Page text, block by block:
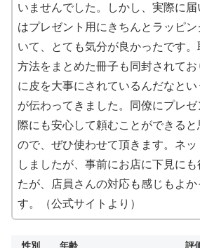
いませんでした。しかし、実際に
はプレゼント用にきちんとラッピン
いて、とても気分が良かったです。
方法をまとめた冊子も同封されてお
に皮を大事にされているんだなとい
が伝わってきました。同僚にプレゼ
際にも安心して頼むことができると
ので、ぜひ使わせて頂きます。ネッ
しましたが、事前にお店に下見にも
たが、店員さんの対応も感じもよか
す。（公式サイトより）
性別 年齢 評